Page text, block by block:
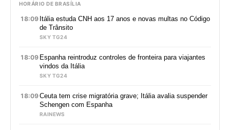
HORÁRIO DE BRASÍLIA
18:09 Itália estuda CNH aos 17 anos e novas multas no Código
de Trânsito
SKY TG24
18:09 Espanha reintroduz controles de fronteira para viajantes
vindos da Itália
SKY TG24
18:09Ceuta tem crise migratória grave; Itália avalia suspender
Schengen com Espanha
RAINEWS